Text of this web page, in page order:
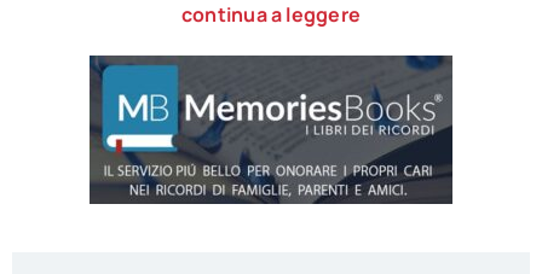
continua a leggere